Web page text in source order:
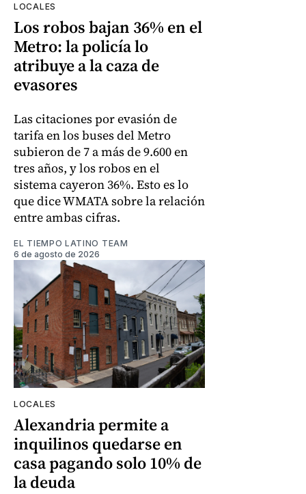
LOCALES
Los robos bajan 36% en el
Metro: la policía lo
atribuye a la caza de
evasores
Las citaciones por evasión de
tarifa en los buses del Metro
subieron de 7 a más de 9.600 en
tres años, y los robos en el
sistema cayeron 36%. Esto es lo
que dice WMATA sobre la relación
entre ambas cifras.
EL TIEMPO LATINO TEAM
6 de agosto de 2026
LOCALES
Alexandria permite a
inquilinos quedarse en
casa pagando solo 10% de
la deuda